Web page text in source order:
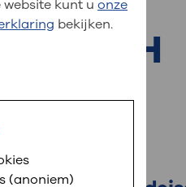
op
u uw medische
MijnOLVG
de SEH
kunt u onze
bekijken.
(anoniem)